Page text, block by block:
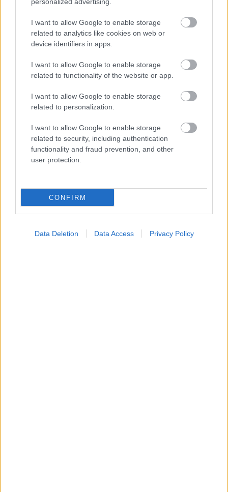
I want to allow Google to enable storage
related to analytics like cookies on web or
device identifiers in apps.
I want to allow Google to enable storage
related to functionality of the website or app.
I want to allow Google to enable storage
related to personalization.
I want to allow Google to enable storage
related to security, including authentication
functionality and fraud prevention, and other
user protection.
CONFIRM
Data Deletion Data Access Privacy Policy
Προσθήκη Σχολίου
ΣΗΜΕΡΑ ΣΤΟ IATRONET.GR
Επηρεάζει η σειρά γέννησης την εκδήλωση
συγκεκριμένων νόσων;